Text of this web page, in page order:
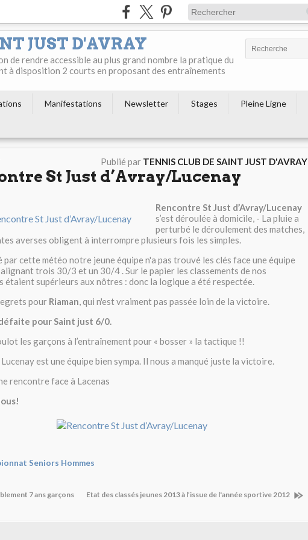
JUST D'AVRAY
de rendre accessible au plus grand nombre la pratique du
à disposition 2 courts en proposant des entraînements
Manifestations Newsletter Stages Pleine Ligne
Publié par TENNIS CLUB DE SAINT JUST D'AVRAY
St Just d’Avray/Lucenay
Rencontre St Just d’Avray/Lucenay
s’est déroulée à domicile, - La pluie a
perturbé le déroulement des matches,
averses obligent à interrompre plusieurs fois les simples.
par cette météo notre jeune équipe n'a pas trouvé les clés face une équipe
trois 30/3 et un 30/4 . Sur le papier les classements de nos
étaient supérieurs aux nôtres : donc la logique a été respectée.
pour Riaman, qui n'est vraiment pas passée loin de la victoire.
pour Saint just 6/0.
les garçons à l’entraînement pour « bosser » la tactique !!
est une équipe bien sympa. Il nous a manqué juste la victoire.
rencontre face à Lacenas
Seniors Hommes
7 ans garçons Etat des classés jeunes 2013 à l’issue de l'année sportive 2012